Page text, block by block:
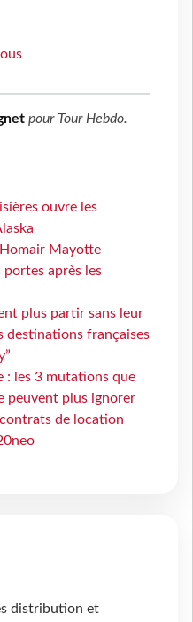
pour Tour Hebdo.
ouvre les
Mayotte
portes après les
plus partir sans leur
destinations françaises
: les 3 mutations que
peuvent plus ignorer
de location
distribution et